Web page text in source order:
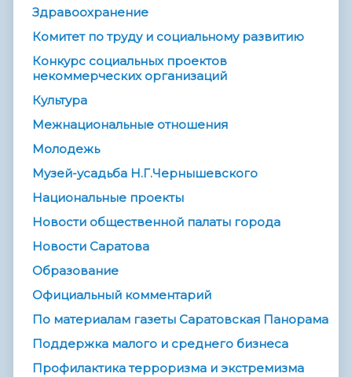
Здравоохранение
Комитет по труду и социальному развитию
Конкурс социальных проектов
некоммерческих организаций
Культура
Межнациональные отношения
Молодежь
Музей-усадьба Н.Г.Чернышевского
Национальные проекты
Новости общественной палаты города
Новости Саратова
Образование
Официальный комментарий
По материалам газеты Саратовская Панорама
Поддержка малого и среднего бизнеса
Профилактика терроризма и экстремизма